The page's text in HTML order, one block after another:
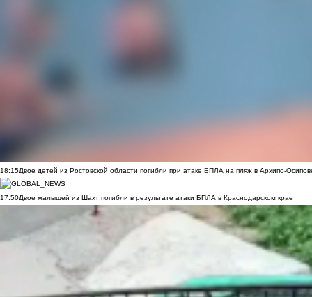
18:15Двое детей из Ростовской области погибли при атаке БПЛА на пляж в Архипо-
17:50Двое малышей из Шахт погибли в результате атаки БПЛА в Краснодарском крае